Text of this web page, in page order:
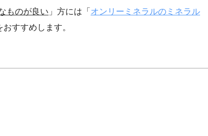
ものが良い 」方には「 オンリーミネラルのミネラル
おすすめします。